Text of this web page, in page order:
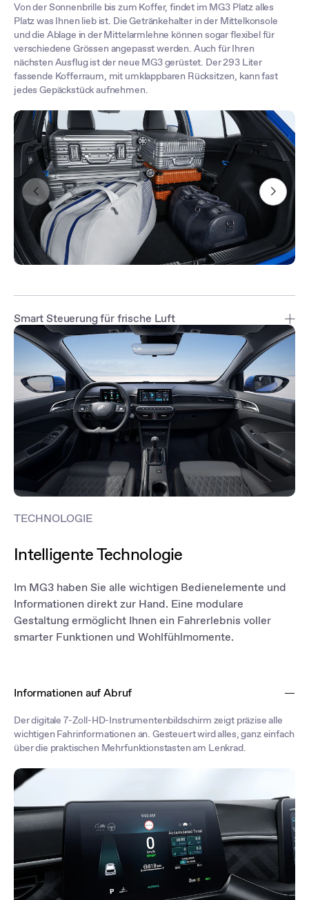
Von der Sonnenbrille bis zum Koffer, findet im MG3 Platz alles
Platz was Ihnen lieb ist. Die Getränkehalter in der Mittelkonsole
und die Ablage in der Mittelarmlehne können sogar flexibel für
verschiedene Grössen angepasst werden. Auch für Ihren
nächsten Ausflug ist der neue MG3 gerüstet. Der 293 Liter
fassende Kofferraum, mit umklappbaren Rücksitzen, kann fast
jedes Gepäckstück aufnehmen.
Smart Steuerung für frische Luft
Lassen Sie sich erfrischen - vom intelligenten
Klimatisierungssystem des neuem MG3. Die Temperatur im
Innenraum passt sich ganz automatisch an oder Sie regeln sie
einfach selbst, ganz nach Ihrem Wunsch. Gleichzeitig blockiert der
PM2.5-Filter Schadstoffe und Gerüche von aussen und hält den
Innenraum frisch.
TECHNOLOGIE
Intelligente Technologie
Im MG3 haben Sie alle wichtigen Bedienelemente und
Informationen direkt zur Hand. Eine modulare
Gestaltung ermöglicht Ihnen ein Fahrerlebnis voller
smarter Funktionen und Wohlfühlmomente.
Informationen auf Abruf
Der digitale 7-Zoll-HD-Instrumentenbildschirm zeigt präzise alle
wichtigen Fahrinformationen an. Gesteuert wird alles, ganz einfach
über die praktischen Mehrfunktionstasten am Lenkrad.